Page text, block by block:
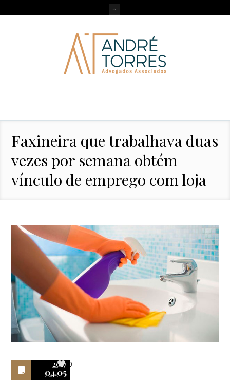
Faxineira que trabalhava duas
vezes por semana obtém
vínculo de emprego com loja
2017
04.05
0